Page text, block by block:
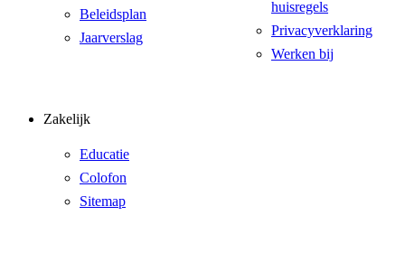
Beleidsplan
Jaarverslag
huisregels
Privacyverklaring
Werken bij
Zakelijk
Educatie
Colofon
Sitemap